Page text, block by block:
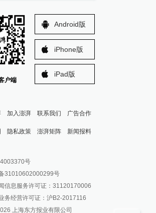
户端
Android版
iPhone版
iPad版
加入澎湃 联系我们 广告合作
隐私政策 澎湃矩阵
澎湃新闻公众号
澎湃新闻抖音号
派生万物开放平台
IP SHANGHAI
新闻报料
箱: news@thepaper.cn
号
31010602000299号
信息服务许可证：31120170006
务经营许可证：沪B2-2017116
上海东方报业有限公司